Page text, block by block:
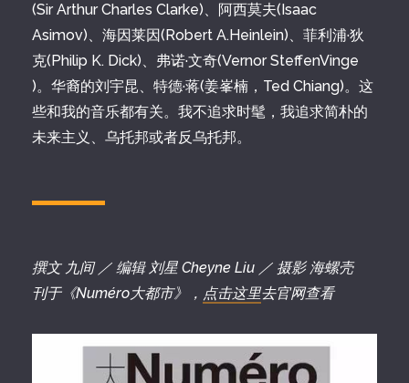
(Sir Arthur Charles Clarke)、阿西莫夫(Isaac
Asimov)、海因莱因(Robert A.Heinlein)、菲利浦·狄
克(Philip K. Dick)、弗诺·文奇(Vernor SteffenVinge
)。华裔的刘宇昆、特德·蒋(姜峯楠，Ted Chiang)。这
些和我的音乐都有关。我不追求时髦，我追求简朴的
未来主义、乌托邦或者反乌托邦。
撰文 九间 ／ 编辑 刘星 Cheyne Liu ／ 摄影 海螺壳
刊于《Numéro大都市》， 点击这里去官网查看